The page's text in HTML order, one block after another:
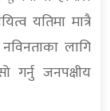
यतिमा मात्रै
लागि
गर्नु जनपक्षीय